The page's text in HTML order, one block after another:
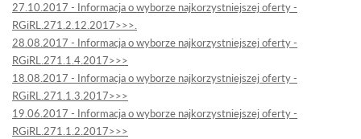
27.10.2017 - Informacja o wyborze najkorzystniejszej oferty -
RGiRL.271.2.12.2017>>>.
28.08.2017 - Informacja o wyborze najkorzystniejszej oferty -
RGiRL.271.1.4.2017>>>
18.08.2017 - Informacja o wyborze najkorzystniejszej oferty -
RGiRL.271.1.3.2017>>>
19.06.2017 - Informacja o wyborze najkorzystniejszej oferty -
RGiRL.271.1.2.2017>>>